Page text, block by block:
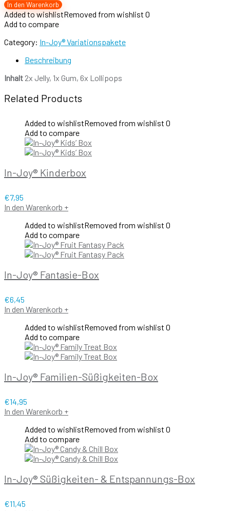
In den Warenkorb
Added to wishlistRemoved from wishlist 0
Add to compare
Category: In-Joy® Variationspakete
Beschreibung
Inhalt 2x Jelly, 1x Gum, 6x Lollipops
Related Products
Added to wishlistRemoved from wishlist 0
Add to compare
In-Joy® Kinderbox
€7,95
In den Warenkorb +
Added to wishlistRemoved from wishlist 0
Add to compare
In-Joy® Fantasie-Box
€6,45
In den Warenkorb +
Added to wishlistRemoved from wishlist 0
Add to compare
In-Joy® Familien-Süßigkeiten-Box
€14,95
In den Warenkorb +
Added to wishlistRemoved from wishlist 0
Add to compare
In-Joy® Süßigkeiten- & Entspannungs-Box
€11,45